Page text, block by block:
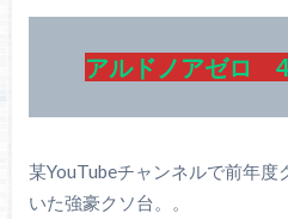
アルドノアゼロ
某YouTubeチャンネルで前年度
いた強豪クソ台。。